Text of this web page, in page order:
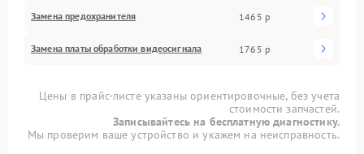
Замена предохранителя 1465 р
Замена платы обработки видеосигнала 1765 р
Цены в прайс-листе указаны ориентировочные, без учета
стоимости запчастей.
Записывайтесь на бесплатную диагностику.
Мы проверим ваше устройство и укажем на неисправность.